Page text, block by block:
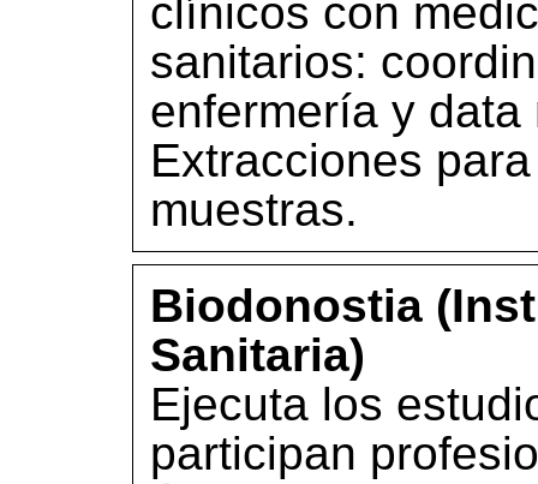
clínicos con
sanitarios:
enfermería y data
Extracciones
muestras.
Biodonostia
Sanitaria)
Ejecuta los
participan